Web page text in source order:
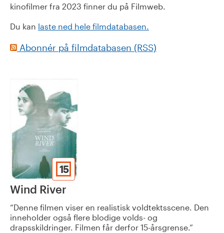
kinofilmer fra 2023 finner du på Filmweb.
Du kan laste ned hele filmdatabasen.
Abonnér på filmdatabasen (RSS)
15
Wind River
Denne filmen viser en realistisk voldtektsscene. Den
inneholder også flere blodige volds- og
drapsskildringer. Filmen får derfor 15-årsgrense.